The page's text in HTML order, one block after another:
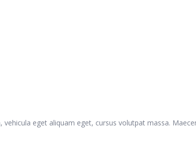
eget aliquam eget, cursus volutpat massa.